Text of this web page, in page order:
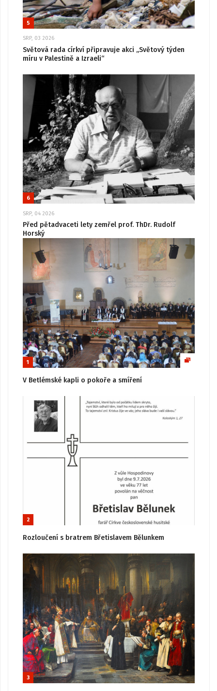
5
SRP, 03 2026
Světová rada církví připravuje akci „Světový týden
míru v Palestině a Izraeli“
6
SRP, 04 2026
Před pětadvaceti lety zemřel prof. ThDr. Rudolf
Horský
1
V Betlémské kapli o pokoře a smíření
2
Rozloučení s bratrem Břetislavem Bělunkem
3